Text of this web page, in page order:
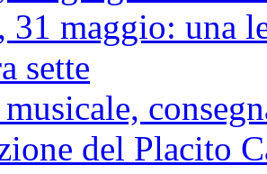
31 maggio: una
sette
musicale,
del Placito